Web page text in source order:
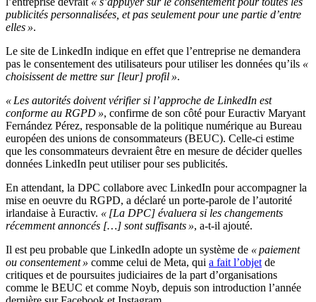
publicités personnalisées, et pas seulement pour une partie d’entre
elles ».
Le site de LinkedIn indique en effet que l’entreprise ne demandera
pas le consentement des utilisateurs pour utiliser les données qu’ils «
choisissent de mettre sur [leur] profil ».
« Les autorités doivent vérifier si l’approche de LinkedIn est
conforme au RGPD », confirme de son côté pour Euractiv Maryant
Fernández Pérez, responsable de la politique numérique au Bureau
européen des unions de consommateurs (BEUC). Celle-ci estime
que les consommateurs devraient être en mesure de décider quelles
données LinkedIn peut utiliser pour ses publicités.
En attendant, la DPC collabore avec LinkedIn pour accompagner la
mise en oeuvre du RGPD, a déclaré un porte-parole de l’autorité
irlandaise à Euractiv. « [La DPC] évaluera si les changements
récemment annoncés […] sont suffisants », a-t-il ajouté.
Il est peu probable que LinkedIn adopte un système de « paiement
ou consentement » comme celui de Meta, qui a fait l’objet de
critiques et de poursuites judiciaires de la part d’organisations
comme le BEUC et comme Noyb, depuis son introduction l’année